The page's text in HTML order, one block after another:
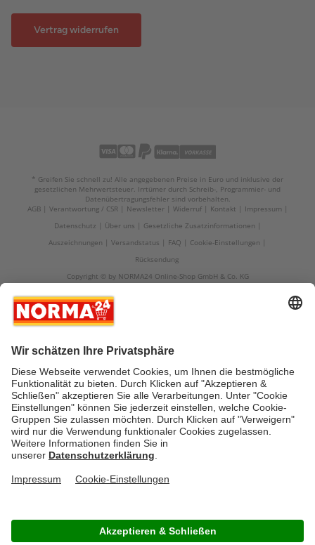
Vertrag widerrufen
* Greifen Sie schnell zu! Alle angegebenen Preise in Euro und inklusive der
gesetzlichen Mehrwertsteuer. Irrtümer durch Schreib-, Programmier- und
Datenübertragungsfehler sind vorbehalten.
AGB
Verantwortung / CSR Newsletter Widerruf Kontakt
Impressum
Datenschutz
Über uns
Gesetzliche Zusatzinformationen
Auszeichnungen
Versandstatus FAQ
Cookie-Einstellungen
Rücksendung
Copyright © by NORMA24 Online-Shop GmbH & Co. KG